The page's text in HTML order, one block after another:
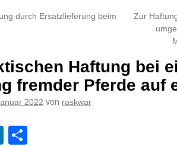
durch Ersatzlieferung beim
Zur
Haftung bei
fremder Pferde auf
2022 von raskwar
LinkedIn